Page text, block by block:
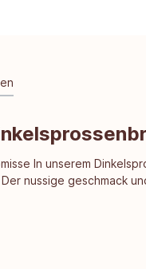
In unserem
nussige geschmack